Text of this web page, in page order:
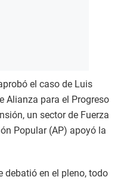
el caso de Luis
Alianza para el Progreso
un sector de Fuerza
Popular (AP) apoyó la
debatió en el pleno, todo